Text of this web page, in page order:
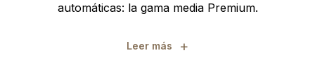
automáticas: la gama media Premium.
Leer más +